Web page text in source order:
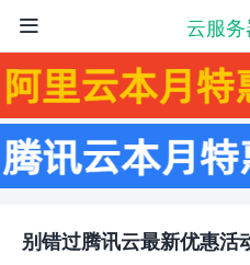
云服

别错过腾讯云最新优惠活